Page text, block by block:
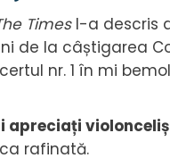
Timesl-a descris
de la câștigarea
nr. 1 în mi
apreciați
rafinată.